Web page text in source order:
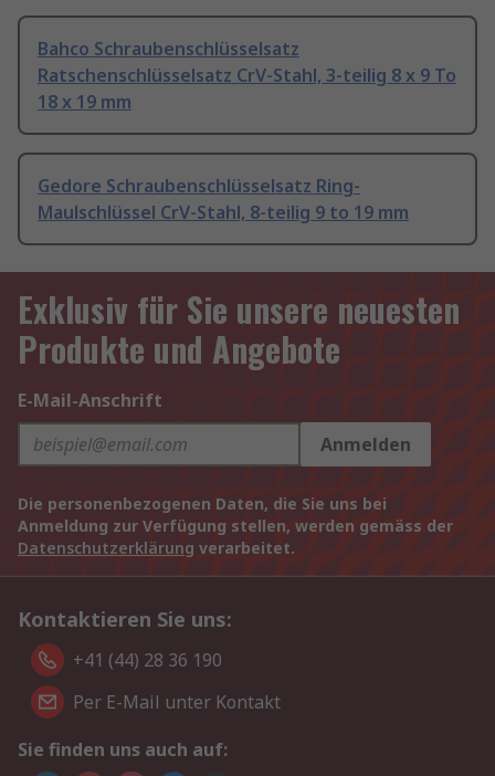
Bahco Schraubenschlüsselsatz
Ratschenschlüsselsatz CrV-Stahl, 3-teilig 8 x 9 To
18 x 19 mm
Gedore Schraubenschlüsselsatz Ring-
Maulschlüssel CrV-Stahl, 8-teilig 9 to 19 mm
Exklusiv für Sie unsere neuesten
Produkte und Angebote
E-Mail-Anschrift
Anmelden
Die personenbezogenen Daten, die Sie uns bei
Anmeldung zur Verfügung stellen, werden gemäss der
Datenschutzerklärung verarbeitet.
Kontaktieren Sie uns:
+41 (44) 28 36 190
Per E-Mail unter Kontakt
Sie finden uns auch auf: